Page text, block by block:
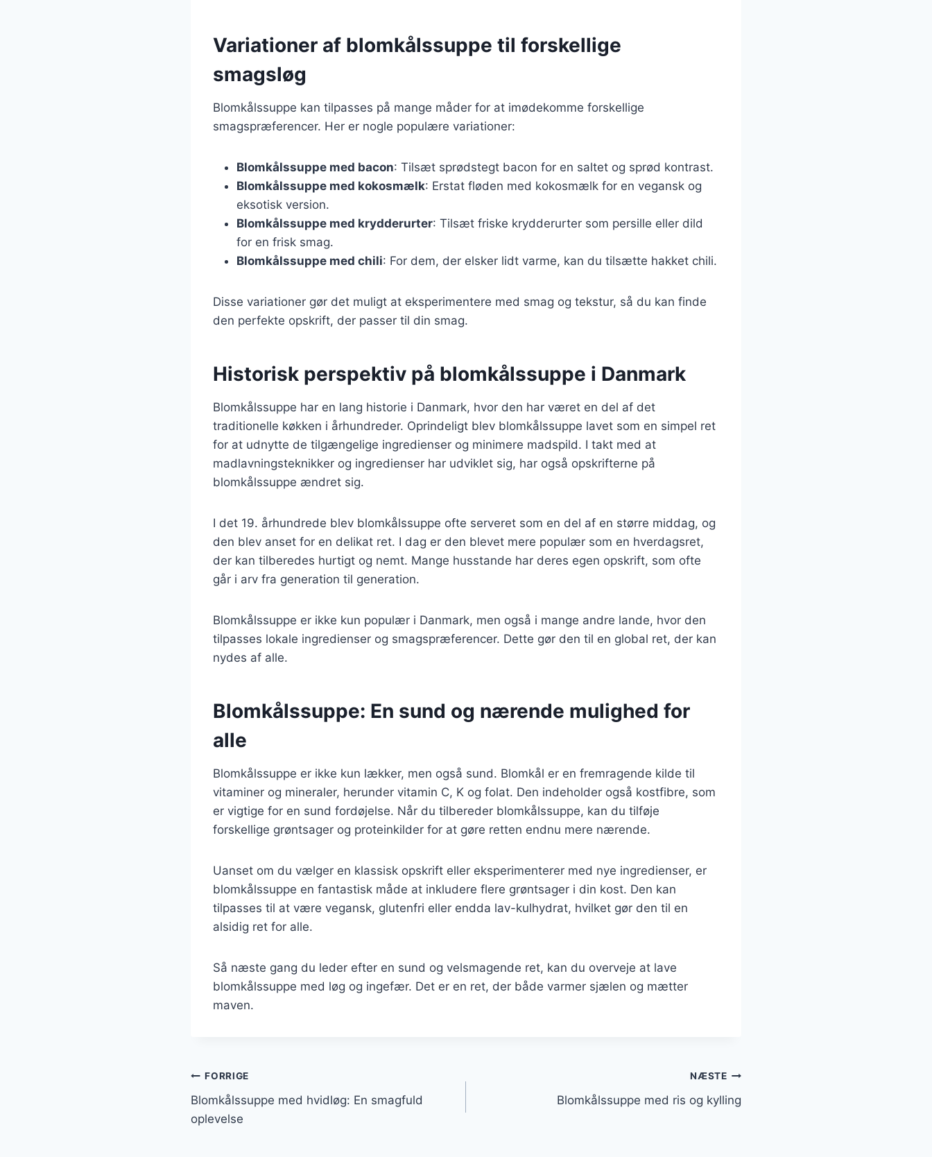
Variationer af blomkålssuppe til forskellige
smagsløg
Blomkålssuppe kan tilpasses på mange måder for at imødekomme forskellige
smagspræferencer. Her er nogle populære variationer:
Blomkålssuppe med bacon: Tilsæt sprødstegt bacon for en saltet og sprød kontrast.
Blomkålssuppe med kokosmælk: Erstat fløden med kokosmælk for en vegansk og
eksotisk version.
Blomkålssuppe med krydderurter: Tilsæt friske krydderurter som persille eller dild
for en frisk smag.
Blomkålssuppe med chili: For dem, der elsker lidt varme, kan du tilsætte hakket chili.
Disse variationer gør det muligt at eksperimentere med smag og tekstur, så du kan finde
den perfekte opskrift, der passer til din smag.
Historisk perspektiv på blomkålssuppe i Danmark
Blomkålssuppe har en lang historie i Danmark, hvor den har været en del af det
traditionelle køkken i århundreder. Oprindeligt blev blomkålssuppe lavet som en simpel ret
for at udnytte de tilgængelige ingredienser og minimere madspild. I takt med at
madlavningsteknikker og ingredienser har udviklet sig, har også opskrifterne på
blomkålssuppe ændret sig.
I det 19. århundrede blev blomkålssuppe ofte serveret som en del af en større middag, og
den blev anset for en delikat ret. I dag er den blevet mere populær som en hverdagsret,
der kan tilberedes hurtigt og nemt. Mange husstande har deres egen opskrift, som ofte
går i arv fra generation til generation.
Blomkålssuppe er ikke kun populær i Danmark, men også i mange andre lande, hvor den
tilpasses lokale ingredienser og smagspræferencer. Dette gør den til en global ret, der kan
nydes af alle.
Blomkålssuppe: En sund og nærende mulighed for
alle
Blomkålssuppe er ikke kun lækker, men også sund. Blomkål er en fremragende kilde til
vitaminer og mineraler, herunder vitamin C, K og folat. Den indeholder også kostfibre, som
er vigtige for en sund fordøjelse. Når du tilbereder blomkålssuppe, kan du tilføje
forskellige grøntsager og proteinkilder for at gøre retten endnu mere nærende.
Uanset om du vælger en klassisk opskrift eller eksperimenterer med nye ingredienser, er
blomkålssuppe en fantastisk måde at inkludere flere grøntsager i din kost. Den kan
tilpasses til at være vegansk, glutenfri eller endda lav-kulhydrat, hvilket gør den til en
alsidig ret for alle.
Så næste gang du leder efter en sund og velsmagende ret, kan du overveje at lave
blomkålssuppe med løg og ingefær. Det er en ret, der både varmer sjælen og mætter
maven.
Indlægsnavigation
FORRIGE
Blomkålssuppe med hvidløg: En smagfuld
oplevelse
NÆSTE
Blomkålssuppe med ris og kylling